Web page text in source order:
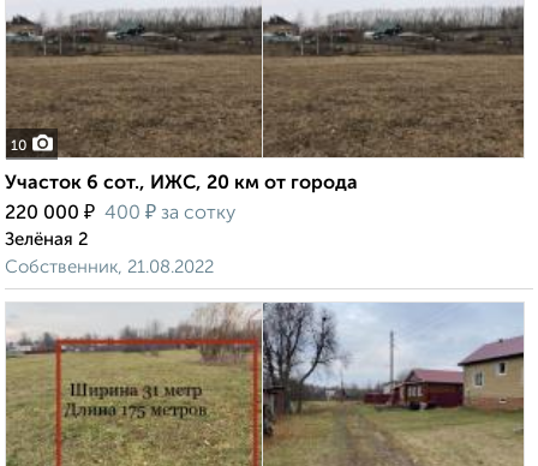
10
Участок 6 сот., ИЖС, 20 км от города
220 000 ₽ 400 ₽ за сотку
Зелёная 2
Собственник, 21.08.2022